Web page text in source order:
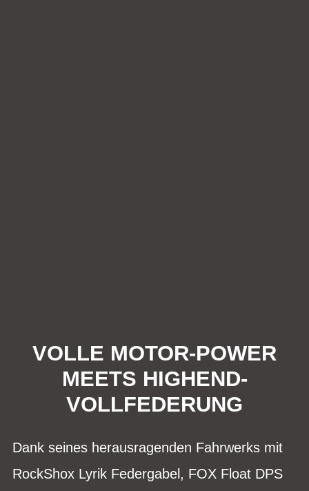
VOLLE MOTOR-POWER
MEETS HIGHEND-
VOLLFEDERUNG
Dank seines herausragenden Fahrwerks mit
RockShox Lyrik Federgabel, FOX Float DPS